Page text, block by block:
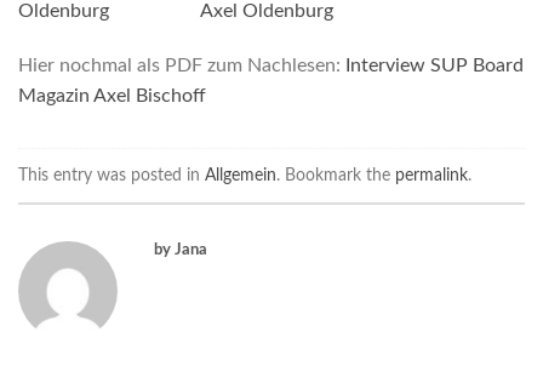
Hier nochmal als PDF zum Nachlesen:
Interview SUP Board
Magazin Axel Bischoff
This entry was posted in Allgemein. Bookmark the permalink.
by Jana